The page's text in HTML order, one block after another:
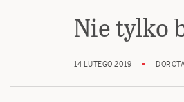
Nie tylko
14 LUTEGO 2019